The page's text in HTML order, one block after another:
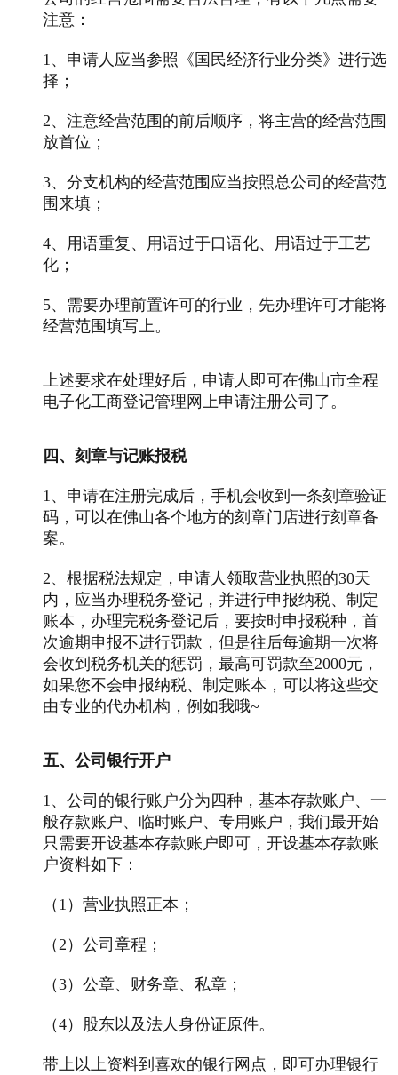
注意：
1、申请人应当参照《国民经济行业分类》进行选
择；
2、注意经营范围的前后顺序，将主营的经营范围
放首位；
3、分支机构的经营范围应当按照总公司的经营范
围来填；
4、用语重复、用语过于口语化、用语过于工艺
化；
5、需要办理前置许可的行业，先办理许可才能将
经营范围填写上。
上述要求在处理好后，申请人即可在佛山市全程
电子化工商登记管理网上申请注册公司了。
四、刻章与记账报税
1、申请在注册完成后，手机会收到一条刻章验证
码，可以在佛山各个地方的刻章门店进行刻章备
案。
2、根据税法规定，申请人领取营业执照的30天
内，应当办理税务登记，并进行申报纳税、制定
账本，办理完税务登记后，要按时申报税种，首
次逾期申报不进行罚款，但是往后每逾期一次将
会收到税务机关的惩罚，最高可罚款至2000元，
如果您不会申报纳税、制定账本，可以将这些交
由专业的代办机构，例如我哦~
五、公司银行开户
1、公司的银行账户分为四种，基本存款账户、一
般存款账户、临时账户、专用账户，我们最开始
只需要开设基本存款账户即可，开设基本存款账
户资料如下：
（1）营业执照正本；
（2）公司章程；
（3）公章、财务章、私章；
（4）股东以及法人身份证原件。
带上以上资料到喜欢的银行网点，即可办理银行